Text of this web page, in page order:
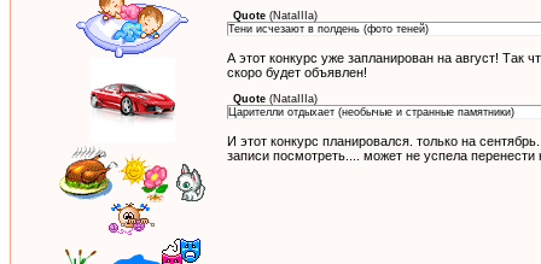
Quote (NataIIIa)
Тени исчезают в полдень (фото теней)
А этот конкурс уже запланирован на август! Так
скоро будет объявлен!
Quote (NataIIIa)
Царителли отдыхает (необычые и странные памятники)
И этот конкурс планировался. только на
записи посмотреть.... может не успела